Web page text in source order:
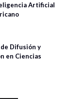
Artificial
Difusión y
en Ciencias